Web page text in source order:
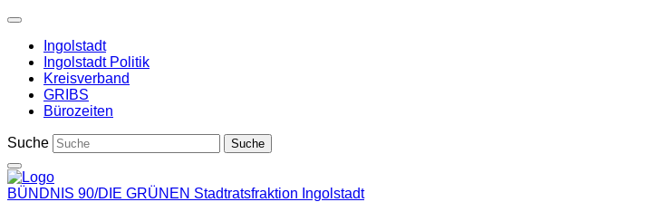
Weiter
Inhalt
Ingolstadt
Ingolstadt Politik
Kreisverband
GRIBS
Bürozeiten
Suche
BÜNDNIS 90/DIE GRÜNEN Stadtratsfraktion Ingolstadt